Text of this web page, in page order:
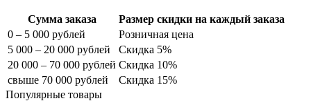
Сумма заказа
Размер скидки на каждый заказа
0 – 5 000 рублей
Розничная цена
5 000 – 20 000 рублей
Скидка 5%
20 000 – 70 000 рублей Скидка 10%
свыше 70 000 рублей
Скидка 15%
Популярные товары